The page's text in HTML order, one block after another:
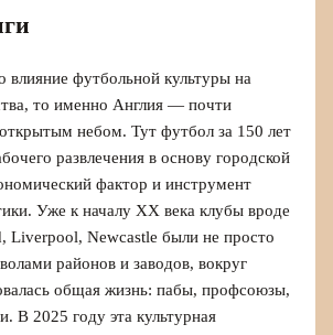
влияние футбольной культуры на
то именно Англия — почти
небом. Тут футбол за 150 лет
развлечения в основу городской
фактор и инструмент
Уже к началу ХХ века клубы вроде
Liverpool, Newcastle были не просто
районов и заводов, вокруг
общая жизнь: пабы, профсоюзы,
В 2025 году эта культурная